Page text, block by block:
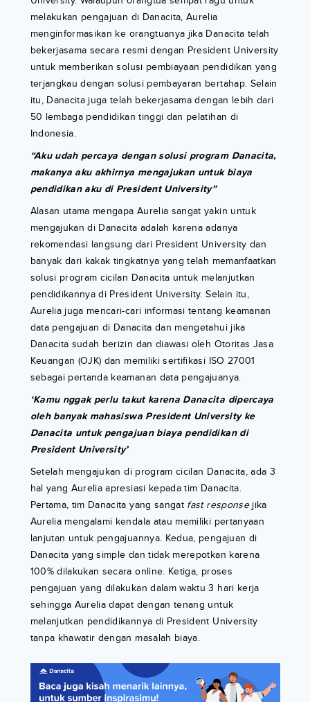
melakukan pengajuan di Danacita, Aurelia
menginformasikan ke orangtuanya jika Danacita telah
bekerjasama secara resmi dengan President University
untuk memberikan solusi pembiayaan pendidikan yang
terjangkau dengan solusi pembayaran bertahap. Selain
itu, Danacita juga telah bekerjasama dengan lebih dari
50 lembaga pendidikan tinggi dan pelatihan di
Indonesia.
“Aku udah percaya dengan solusi program Danacita,
makanya aku akhirnya mengajukan untuk biaya
pendidikan aku di President University”
Alasan utama mengapa Aurelia sangat yakin untuk
mengajukan di Danacita adalah karena adanya
rekomendasi langsung dari President University dan
banyak dari kakak tingkatnya yang telah memanfaatkan
solusi program cicilan Danacita untuk melanjutkan
pendidikannya di President University. Selain itu,
Aurelia juga mencari-cari informasi tentang keamanan
data pengajuan di Danacita dan mengetahui jika
Danacita sudah berizin dan diawasi oleh Otoritas Jasa
Keuangan (OJK) dan memiliki sertifikasi ISO 27001
sebagai pertanda keamanan data pengajuanya.
‘Kamu nggak perlu takut karena Danacita dipercaya
oleh banyak mahasiswa President University ke
Danacita untuk pengajuan biaya pendidikan di
President University’
Setelah mengajukan di program cicilan Danacita, ada 3
hal yang Aurelia apresiasi kepada tim Danacita.
Pertama, tim Danacita yang sangat fast responsejika
Aurelia mengalami kendala atau memiliki pertanyaan
lanjutan untuk pengajuannya. Kedua, pengajuan di
Danacita yang simple dan tidak merepotkan karena
100% dilakukan secara online. Ketiga, proses
pengajuan yang dilakukan dalam waktu 3 hari kerja
sehingga Aurelia dapat dengan tenang untuk
melanjutkan pendidikannya di President University
tanpa khawatir dengan masalah biaya.